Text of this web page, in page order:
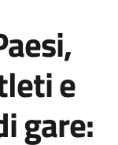
e
gare: